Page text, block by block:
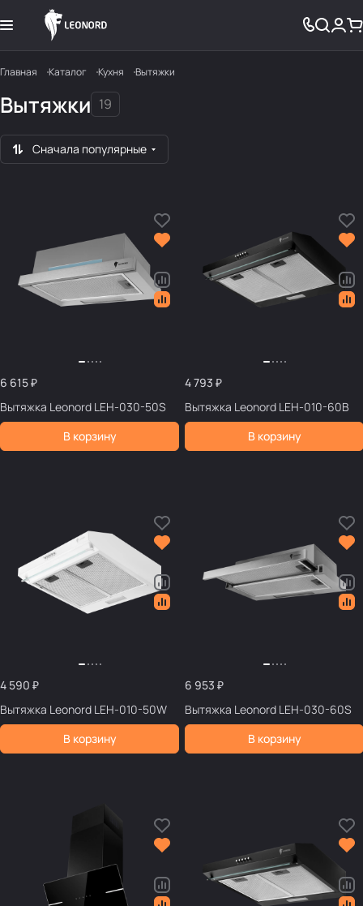
Главная Каталог Кухня Вытяжки
Вытяжки 19
Сначала популярные
6 615 ₽
Вытяжка Leonord LEH-030-50S
В корзину
4 793 ₽
Вытяжка Leonord LEH-010-60B
В корзину
4 590 ₽
Вытяжка Leonord LEH-010-50W
В корзину
6 953 ₽
Вытяжка Leonord LEH-030-60S
В корзину